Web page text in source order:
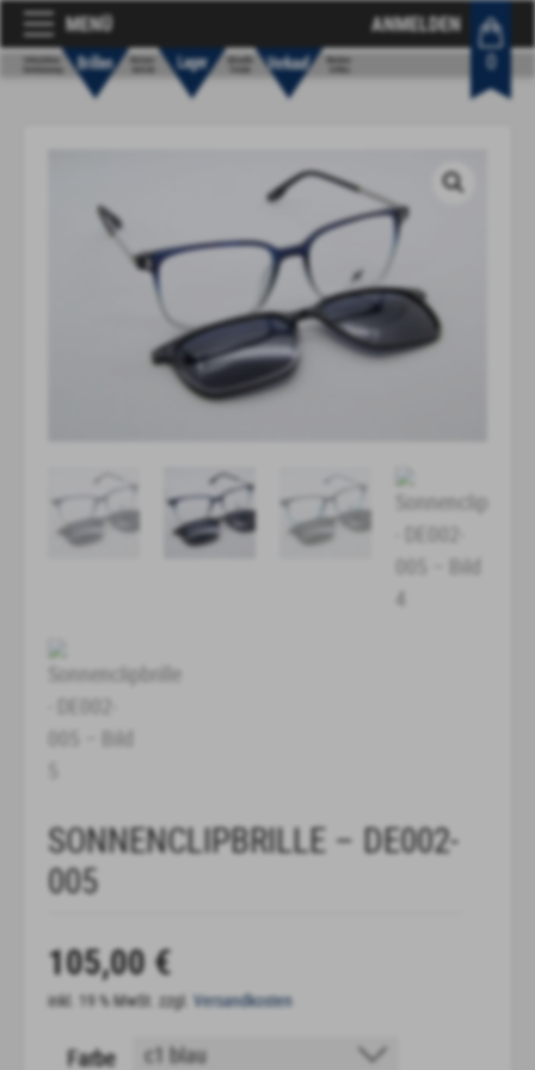
MENÜ ANMELDEN
0
SONNENCLIPBRILLE – DE002-
005
105,00€
inkl. 19 % MwSt. zzgl. Versandkosten
Farbe